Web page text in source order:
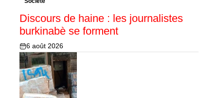
Discours de haine : les journalistes
burkinabè se forment
6 août 2026